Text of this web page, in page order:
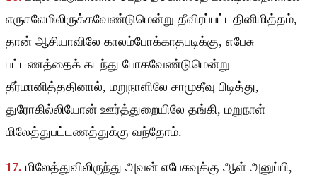
எருசலேமிலிருக்கவேண்டுமென்று தீவிரப்பட்டதினிமித்தம்,
தான் ஆசியாவிலே காலம்போக்காதபடிக்கு, எபேசு
பட்டணத்தைக் கடந்து போகவேண்டுமென்று
தீர்மானித்ததினால், மறுநாளிலே சாமுதீவு பிடித்து,
துரோகில்லியோன் ஊர்த்துறையிலே தங்கி, மறுநாள்
மிலேத்துபட்டணத்துக்கு வந்தோம்.
17. மிலேத்துவிலிருந்து அவன் எபேசுவுக்கு ஆள் அனுப்பி,